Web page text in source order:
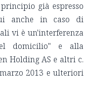
già espresso
anche in caso di
vi è un'interferenza
domicilio" e alla
Holding AS e altri c.
2013 e ulteriori